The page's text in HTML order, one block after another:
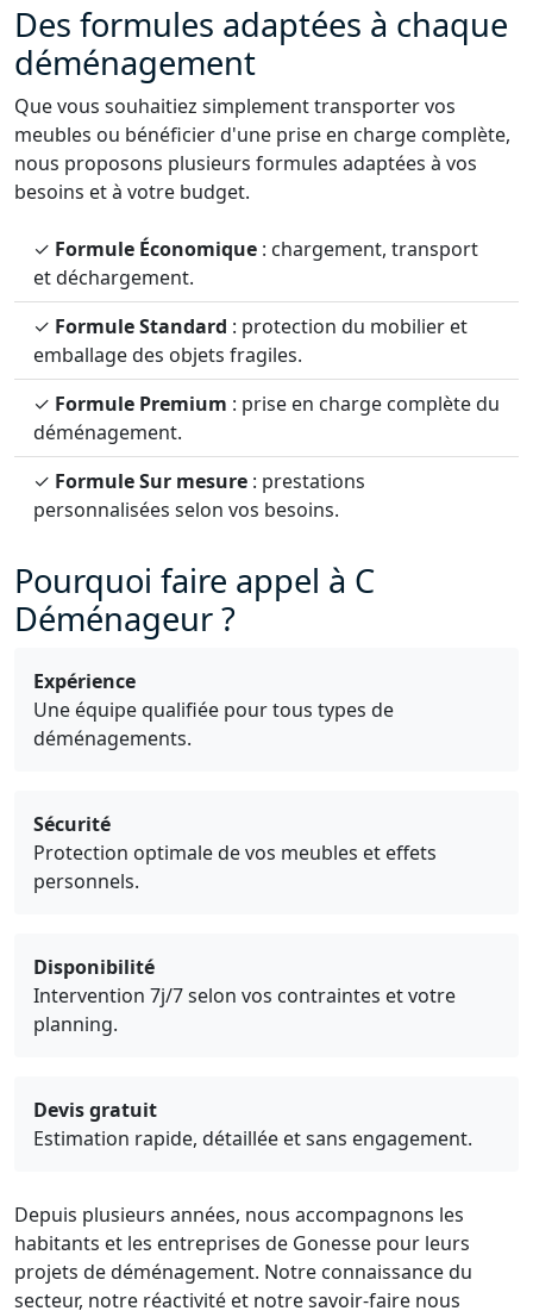
Des formules adaptées à chaque
déménagement
Que vous souhaitiez simplement transporter vos
meubles ou bénéficier d'une prise en charge complète,
nous proposons plusieurs formules adaptées à vos
besoins et à votre budget.
✓ Formule Économique : chargement, transport
et déchargement.
✓ Formule Standard : protection du mobilier et
emballage des objets fragiles.
✓ Formule Premium : prise en charge complète du
déménagement.
✓ Formule Sur mesure : prestations
personnalisées selon vos besoins.
Pourquoi faire appel à C
Déménageur ?
Expérience
Une équipe qualifiée pour tous types de
déménagements.
Sécurité
Protection optimale de vos meubles et effets
personnels.
Disponibilité
Intervention 7j/7 selon vos contraintes et votre
planning.
Devis gratuit
Estimation rapide, détaillée et sans engagement.
Depuis plusieurs années, nous accompagnons les
habitants et les entreprises de Gonesse pour leurs
projets de déménagement. Notre connaissance du
secteur, notre réactivité et notre savoir-faire nous